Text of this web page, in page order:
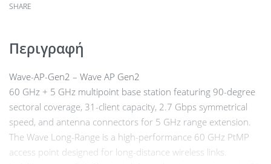
SHARE
Περιγραφή
Wave-AP-Gen2 – Wave AP Gen2
60 GHz + 5 GHz multipoint base station featuring 90-degree
sectoral coverage, 31-client capacity, 2.7 Gbps symmetrical
speed, and antenna connectors for 5 GHz range extension.
The Wave Long-Range is a high-performance 60 GHz PtMP
access point designed for long-distance wireless links.